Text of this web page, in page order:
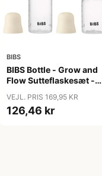
BIBS
BIBS Bottle - Grow and
Flow Sutteflaskesæt -
150ml/270ml - 2-Pak -
Ivory
VEJL. PRIS 169,95 KR
126,46 kr